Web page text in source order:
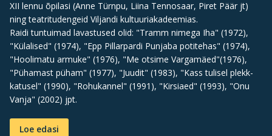
XII lennu õpilasi (Anne Türnpu, Liina Tennosaar, Piret Päär jt)
ning teatritudengeid Viljandi kultuuriakadeemias.
Raidi tuntuimad lavastused olid: "Tramm nimega Iha" (1972),
"Külalised" (1974), "Epp Pillarpardi Punjaba potitehas" (1974),
"Hoolimatu armuke" (1976), "Me otsime Vargamäed"(1976),
"Pühamast püham" (1977), "Juudit" (1983), "Kass tulisel plekk-
katusel" (1990), "Rohukannel" (1991), "Kirsiaed" (1993), "Onu
Vanja" (2002) jpt.
Loe edasi